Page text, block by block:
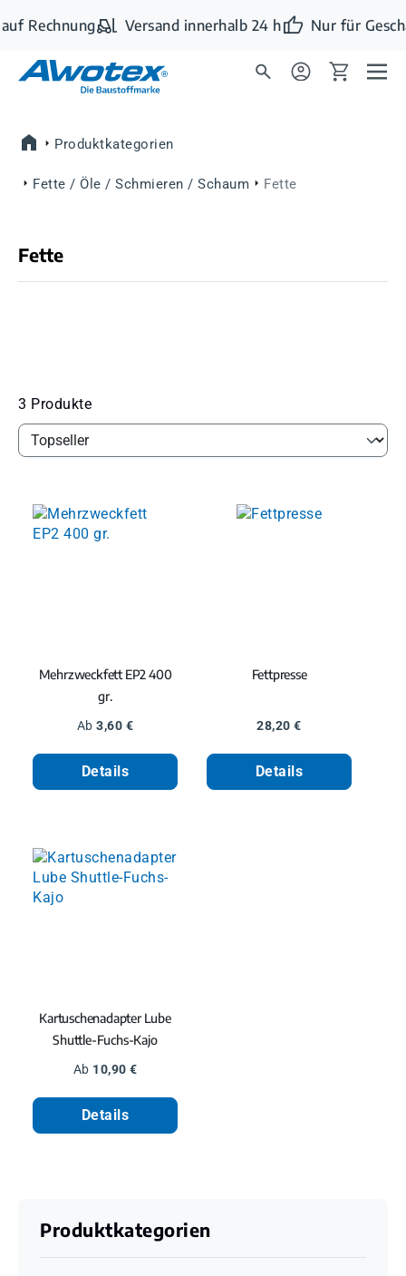
Zum Hauptinhalt springen
Rechnung Versand innerhalb 24 h Nur für
Produktkategorien
Fette / Öle / Schmieren / Schaum Fette
Fette
3 Produkte
Mehrzweckfett EP2 400
gr.
Regulärer Preis:
Ab3,60 €
Details
Fettpresse
Regulärer Preis:
28,20 €
Details
Kartuschenadapter Lube
Shuttle-Fuchs-Kajo
Regulärer Preis:
Ab 10,90 €
Details
Produktkategorien